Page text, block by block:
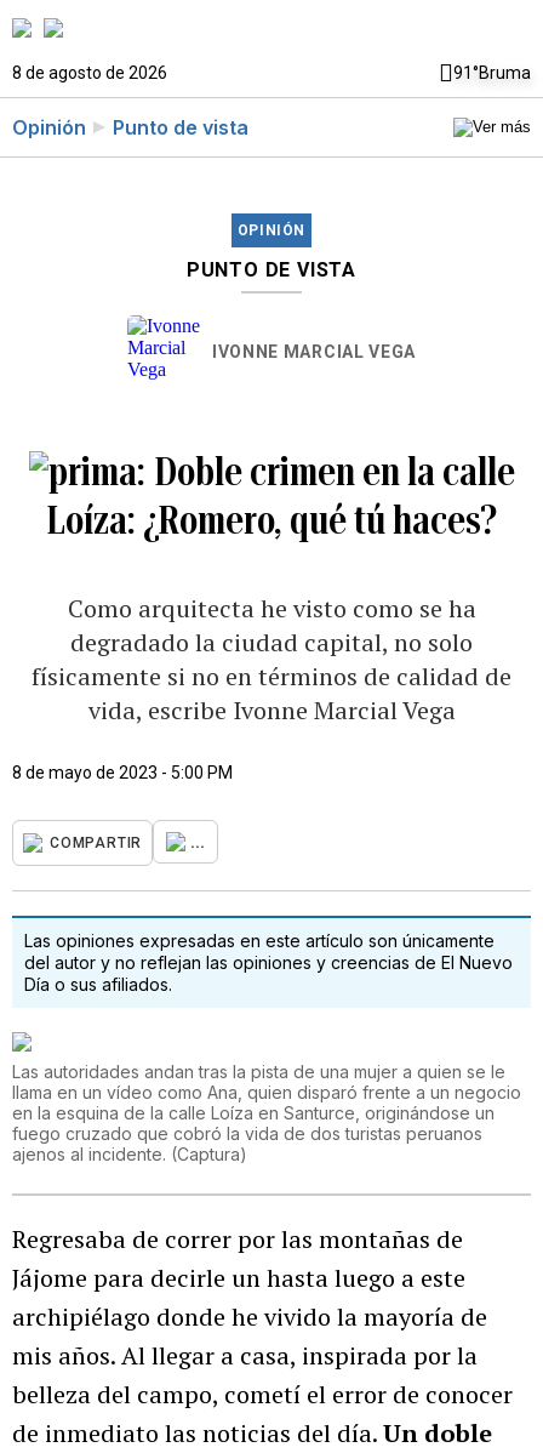
8 de agosto de 2026 91°Bruma
Opinión Punto de vista
OPINIÓN
PUNTO DE VISTA
IVONNE MARCIAL VEGA
Doble crimen en la calle
Loíza: ¿Romero, qué tú haces?
Como arquitecta he visto como se ha
degradado la ciudad capital, no solo
físicamente si no en términos de calidad de
vida, escribe Ivonne Marcial Vega
8 de mayo de 2023 - 5:00 PM
COMPARTIR ...
Las opiniones expresadas en este artículo son únicamente
del autor y no reflejan las opiniones y creencias de El Nuevo
Día o sus afiliados.
Las autoridades andan tras la pista de una mujer a quien se le
llama en un vídeo como Ana, quien disparó frente a un negocio
en la esquina de la calle Loíza en Santurce, originándose un
fuego cruzado que cobró la vida de dos turistas peruanos
ajenos al incidente. (Captura)
Regresaba de correr por las montañas de
Jájome para decirle un hasta luego a este
archipiélago donde he vivido la mayoría de
mis años. Al llegar a casa, inspirada por la
belleza del campo, cometí el error de conocer
de inmediato las noticias del día.Un doble